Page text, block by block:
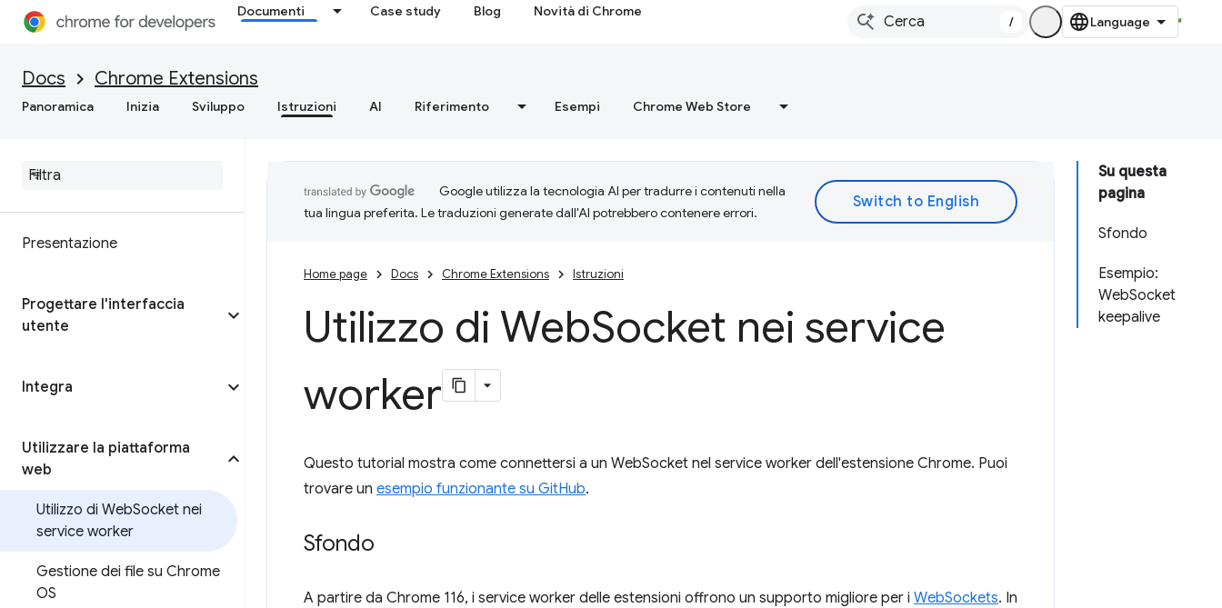
Documenti Case study Blog Novità di Chrome
/
Docs Chrome Extensions
Panoramica Inizia Sviluppo Istruzioni AI Riferimento Esempi Chrome Web Store
Presentazione
Progettare l'interfaccia
utente
Integra
Utilizzare la piattaforma
web
Utilizzo di WebSocket nei
service worker
Gestione dei file su Chrome
OS
Su questa
pagina
Sfondo
Esempio:
WebSocket
keepalive
Google utilizza la tecnologia AI per tradurre i contenuti nella
tua lingua preferita. Le traduzioni generate dall'AI potrebbero contenere errori.
Home page Docs Chrome Extensions Istruzioni
Utilizzo di WebSocket nei service
worker
Questo tutorial mostra come connettersi a un WebSocket nel service worker dell'estensione Chrome. Puoi
trovare un esempio funzionante su GitHub.
Sfondo
A partire da Chrome 116, i service worker delle estensioni offrono un supporto migliore per i WebSockets. In